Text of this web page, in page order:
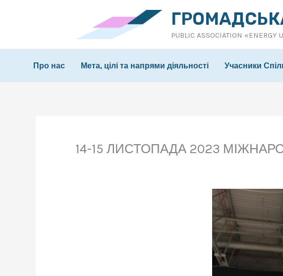
PUBLIC ASSOCIATION «ENERGY
Про нас Мета, цілі та напрями діяльності Учасники
14-15 ЛИСТОПАДА 2023